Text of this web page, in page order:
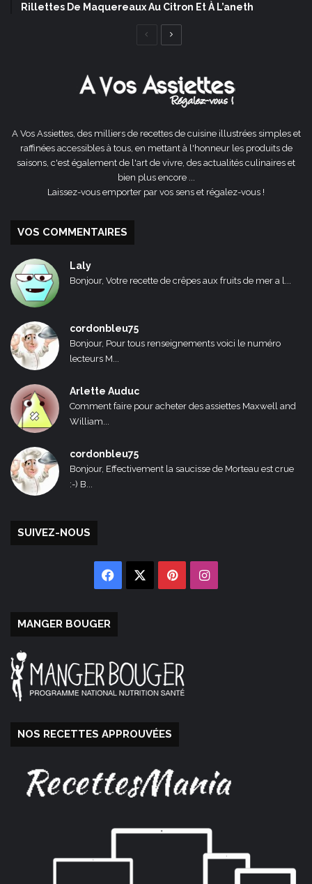
Rillettes De Maquereaux Au Citron Et À L’aneth
Page
A Vos Assiettes, des milliers de recettes de cuisine illustrées simples et
raffinées accessibles à tous, en mettant à l'honneur les produits de
saisons, c'est également de l'art de vivre, des actualités culinaires et
bien plus encore ...
Laissez-vous emporter par vos sens et régalez-vous !
VOS COMMENTAIRES
Laly
Bonjour, Votre recette de crêpes aux fruits de mer a l...
cordonbleu75
Bonjour, Pour tous renseignements voici le numéro
lecteurs M...
Arlette Auduc
Comment faire pour acheter des assiettes Maxwell and
William...
cordonbleu75
Bonjour, Effectivement la saucisse de Morteau est crue
:-) B...
SUIVEZ-NOUS
Facebook PinterestInstagram
MANGER BOUGER
NOS RECETTES APPROUVÉES